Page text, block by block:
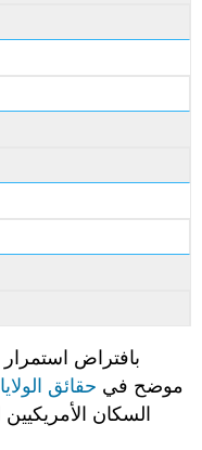
بافتراض استمرار
موضح في حقائق
السكان